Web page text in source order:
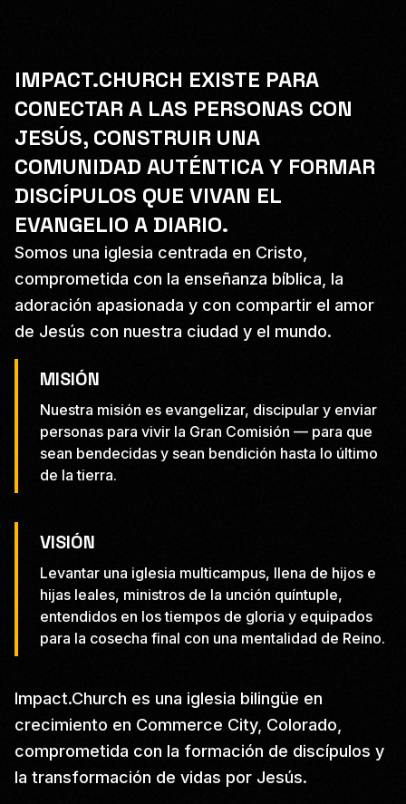
IMPACT.CHURCH EXISTE PARA
CONECTAR A LAS PERSONAS CON
JESÚS, CONSTRUIR UNA
COMUNIDAD AUTÉNTICA Y FORMAR
DISCÍPULOS QUE VIVAN EL
EVANGELIO A DIARIO.
Somos una iglesia centrada en Cristo,
comprometida con la enseñanza bíblica, la
adoración apasionada y con compartir el amor
de Jesús con nuestra ciudad y el mundo.
MISIÓN
Nuestra misión es evangelizar, discipular y enviar
personas para vivir la Gran Comisión — para que
sean bendecidas y sean bendición hasta lo último
de la tierra.
VISIÓN
Levantar una iglesia multicampus, llena de hijos e
hijas leales, ministros de la unción quíntuple,
entendidos en los tiempos de gloria y equipados
para la cosecha final con una mentalidad de Reino.
Impact.Church es una iglesia bilingüe en
crecimiento en Commerce City, Colorado,
comprometida con la formación de discípulos y
la transformación de vidas por Jesús.